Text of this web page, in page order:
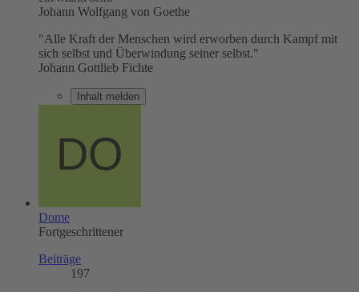
Johann Wolfgang von Goethe
"Alle Kraft der Menschen wird erworben durch Kampf mit
sich selbst und Überwindung seiner selbst."
Johann Gottlieb Fichte
Inhalt melden
Dome
Fortgeschrittener
Beiträge
197